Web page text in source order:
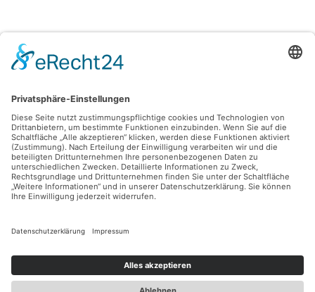
Alle Preise inkl. gesetzl. Mehrwertsteuer zzgl.
und ggf.
Nachnahmegebühren, wenn nicht anders angegeben.
© 2026 Lovehurts Bikes - Alle Rechte vorbehalten. Theme by